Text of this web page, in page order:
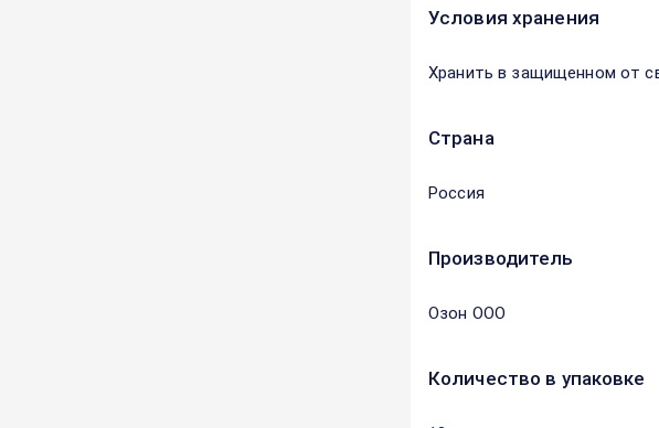
Условия хранения
Хранить в защищенном от
Страна
Россия
Производитель
Озон ООО
Количество в упаковке